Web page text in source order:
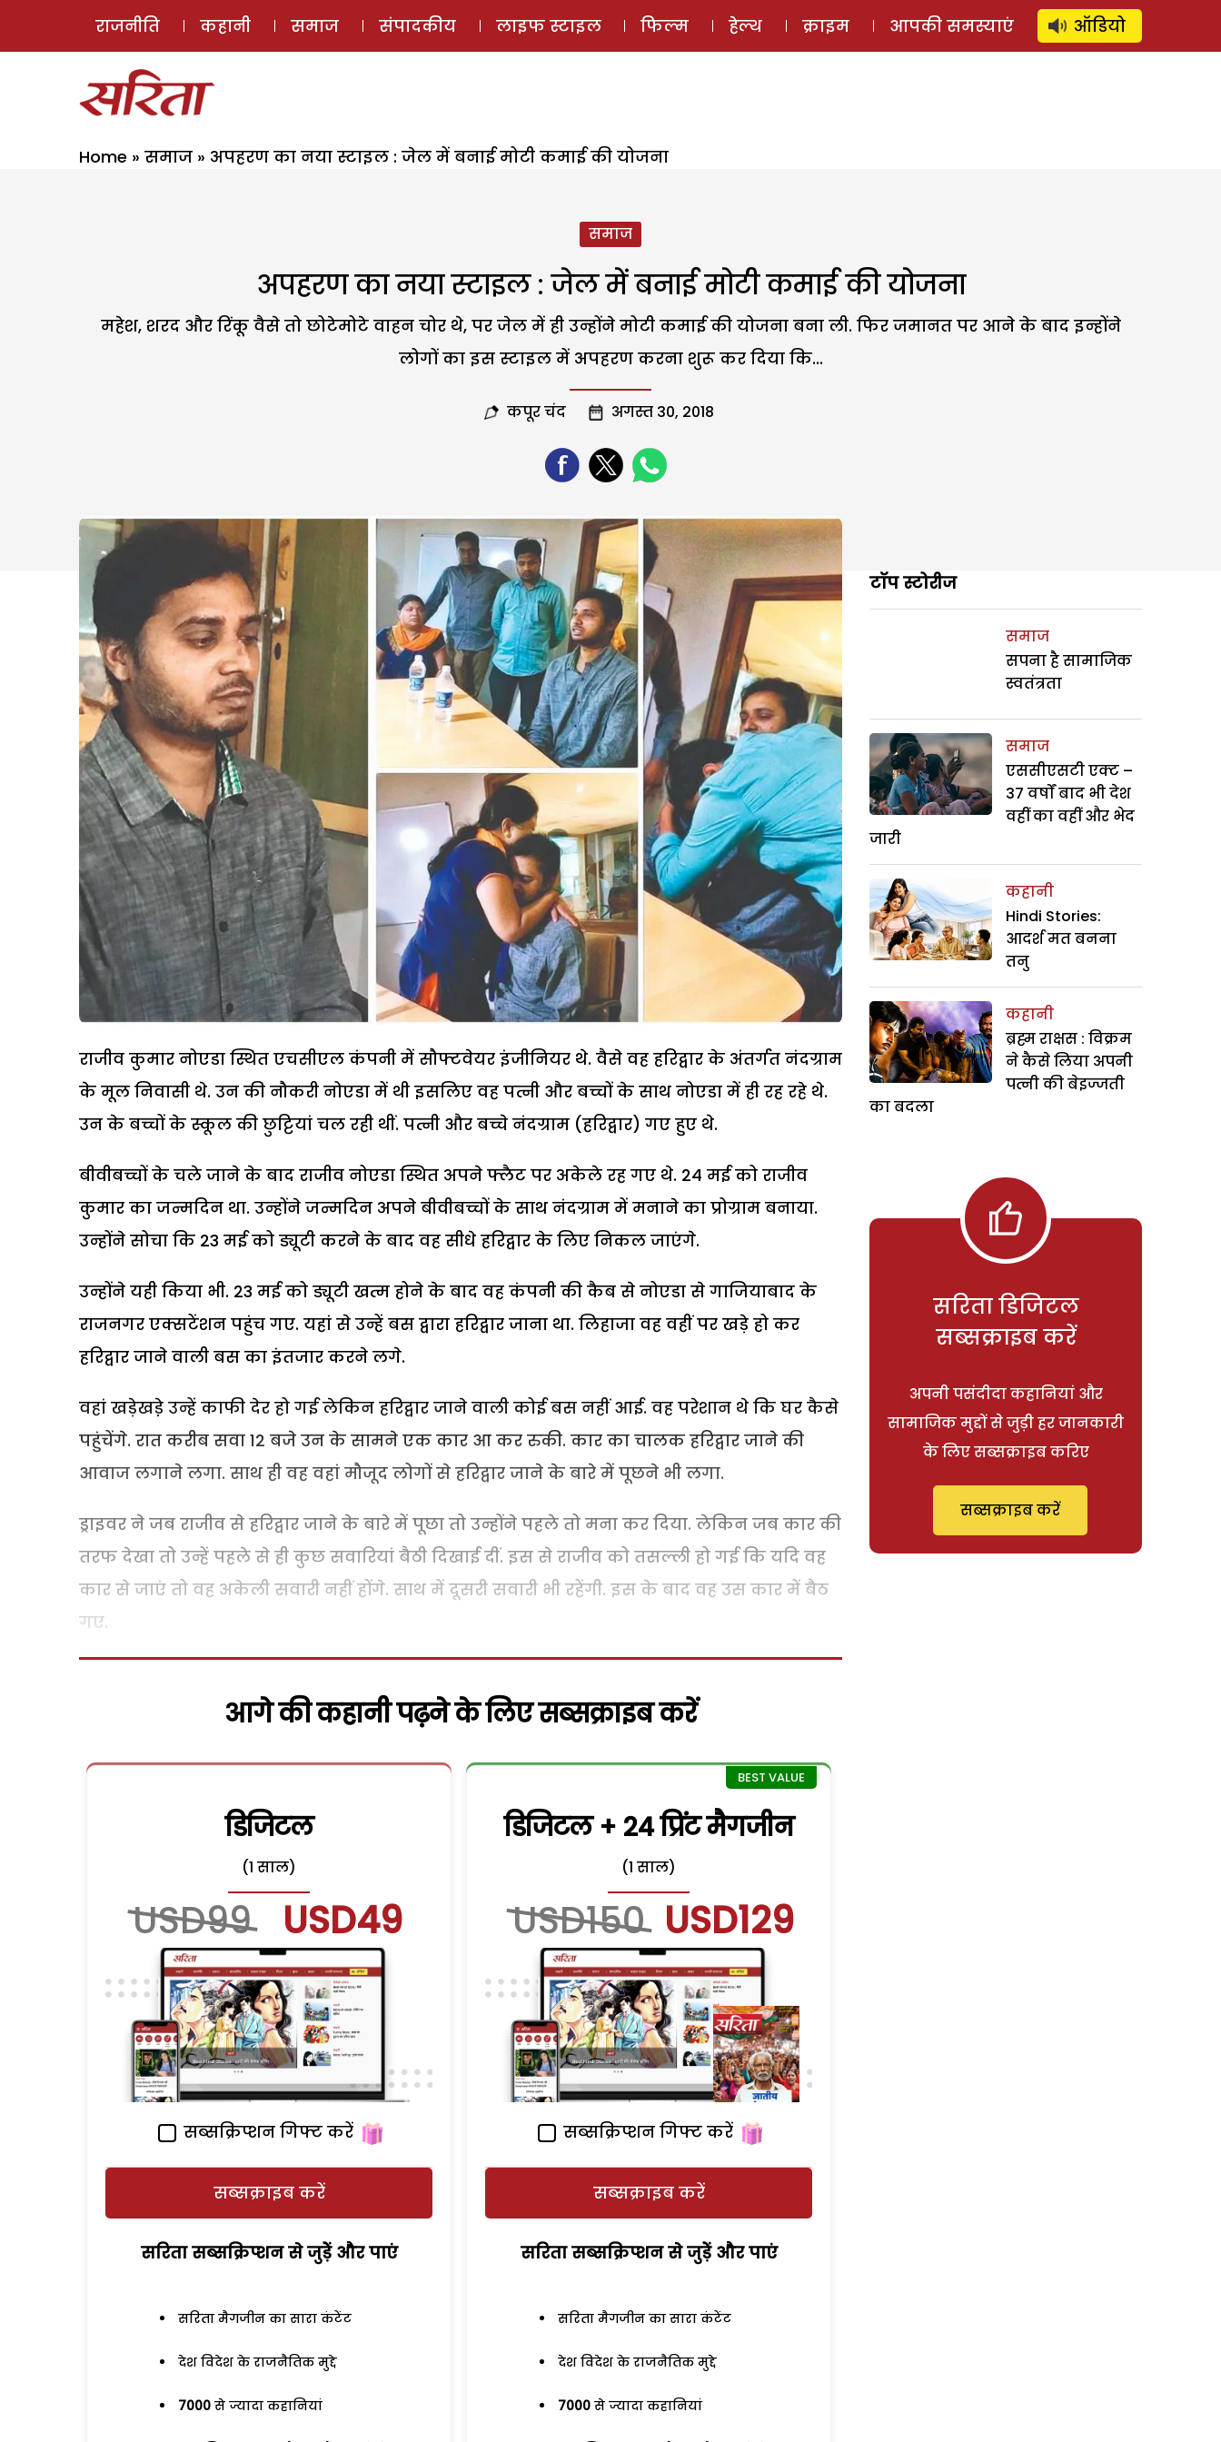
ई-मैगज़ीन ऑडियो स्टोरी लॉग इन ⚲ SUBSCRIBE
राजनीति कहानी समाज संपादकीय लाइफ स्टाइल फिल्म हेल्थ क्राइम आपकी समस्याएं ऑडियो
Home » समाज » अपहरण का नया स्टाइल : जेल में बनाई मोटी कमाई की योजना
समाज
अपहरण का नया स्टाइल : जेल में बनाई मोटी कमाई की योजना
महेश, शरद और रिंकू वैसे तो छोटेमोटे वाहन चोर थे, पर जेल में ही उन्होंने मोटी कमाई की योजना बना ली. फिर जमानत पर आने के बाद इन्होंने
लोगों का इस स्टाइल में अपहरण करना शुरू कर दिया कि...
कपूर चंद अगस्त 30, 2018
राजीव कुमार नोएडा स्थित एचसीएल कंपनी में सौफ्टवेयर इंजीनियर थे. वैसे वह हरिद्वार के अंतर्गत नंदग्राम
के मूल निवासी थे. उन की नौकरी नोएडा में थी इसलिए वह पत्नी और बच्चों के साथ नोएडा में ही रह रहे थे.
उन के बच्चों के स्कूल की छुट्टियां चल रही थीं. पत्नी और बच्चे नंदग्राम (हरिद्वार) गए हुए थे.
बीवीबच्चों के चले जाने के बाद राजीव नोएडा स्थित अपने फ्लैट पर अकेले रह गए थे. 24 मई को राजीव
कुमार का जन्मदिन था. उन्होंने जन्मदिन अपने बीवीबच्चों के साथ नंदग्राम में मनाने का प्रोग्राम बनाया.
उन्होंने सोचा कि 23 मई को ड्यूटी करने के बाद वह सीधे हरिद्वार के लिए निकल जाएंगे.
उन्होंने यही किया भी. 23 मई को ड्यूटी खत्म होने के बाद वह कंपनी की कैब से नोएडा से गाजियाबाद के
राजनगर एक्सटेंशन पहुंच गए. यहां से उन्हें बस द्वारा हरिद्वार जाना था. लिहाजा वह वहीं पर खड़े हो कर
हरिद्वार जाने वाली बस का इंतजार करने लगे.
वहां खड़ेखडे़ उन्हें काफी देर हो गई लेकिन हरिद्वार जाने वाली कोई बस नहीं आई. वह परेशान थे कि घर कैसे
पहुंचेंगे. रात करीब सवा 12 बजे उन के सामने एक कार आ कर रुकी. कार का चालक हरिद्वार जाने की
आवाज लगाने लगा. साथ ही वह वहां मौजूद लोगों से हरिद्वार जाने के बारे में पूछने भी लगा.
ड्राइवर ने जब राजीव से हरिद्वार जाने के बारे में पूछा तो उन्होंने पहले तो मना कर दिया. लेकिन जब कार की
तरफ देखा तो उन्हें पहले से ही कुछ सवारियां बैठी दिखाई दीं. इस से राजीव को तसल्ली हो गई कि यदि वह
कार से जाएं तो वह अकेली सवारी नहीं होंगे. साथ में दूसरी सवारी भी रहेंगी. इस के बाद वह उस कार में बैठ
गए.
आगे की कहानी पढ़ने के लिए सब्सक्राइब करें
डिजिटल
(1 साल)
USD99 USD49
सब्सक्रिप्शन गिफ्ट करें
सब्सक्राइब करें
सरिता सब्सक्रिप्शन से जुड़ेें और पाएं
सरिता मैगजीन का सारा कंटेंट
देश विदेश के राजनैतिक मुद्दे
7000 से ज्यादा कहानियां
डिजिटल + 24 प्रिंट मैगजीन
(1 साल)
USD150 USD129
सब्सक्रिप्शन गिफ्ट करें
सब्सक्राइब करें
सरिता सब्सक्रिप्शन से जुड़ेें और पाएं
सरिता मैगजीन का सारा कंटेंट
देश विदेश के राजनैतिक मुद्दे
7000 से ज्यादा कहानियां
टॉप स्टोरीज
समाज
सपना है सामाजिक
स्वतंत्रता
समाज
एससीएसटी एक्ट –
37 वर्षों बाद भी देश
वहीं का वहीं और भेद
जारी
कहानी
Hindi Stories:
आदर्श मत बनना
तनु
कहानी
ब्रह्म राक्षस : विक्रम
ने कैसे लिया अपनी
पत्नी की बेइज्जती
का बदला
सरिता डिजिटल
सब्सक्राइब करें
अपनी पसंदीदा कहानियां और
सामाजिक मुद्दों से जुड़ी हर जानकारी
के लिए सब्सक्राइब करिए
सब्सक्राइब करें